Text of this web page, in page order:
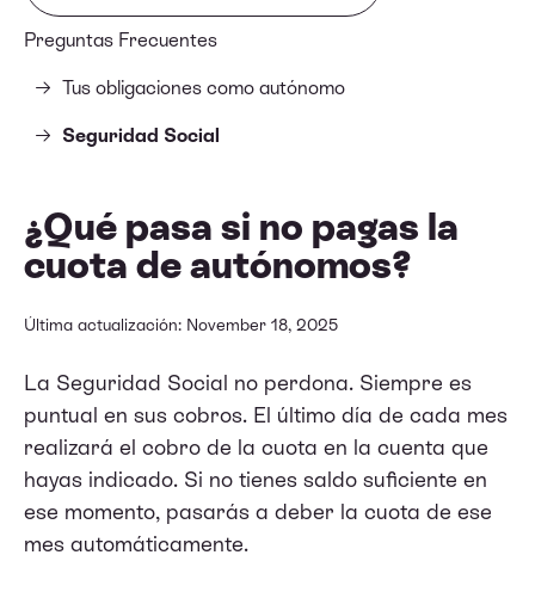
Preguntas Frecuentes
Tus obligaciones como autónomo
Seguridad Social
¿Qué pasa si no pagas la
cuota de autónomos?
Última actualización: November 18, 2025
La Seguridad Social no perdona. Siempre es
puntual en sus cobros. El último día de cada mes
realizará el cobro de la cuota en la cuenta que
hayas indicado. Si no tienes saldo suficiente en
ese momento, pasarás a deber la cuota de ese
mes automáticamente.